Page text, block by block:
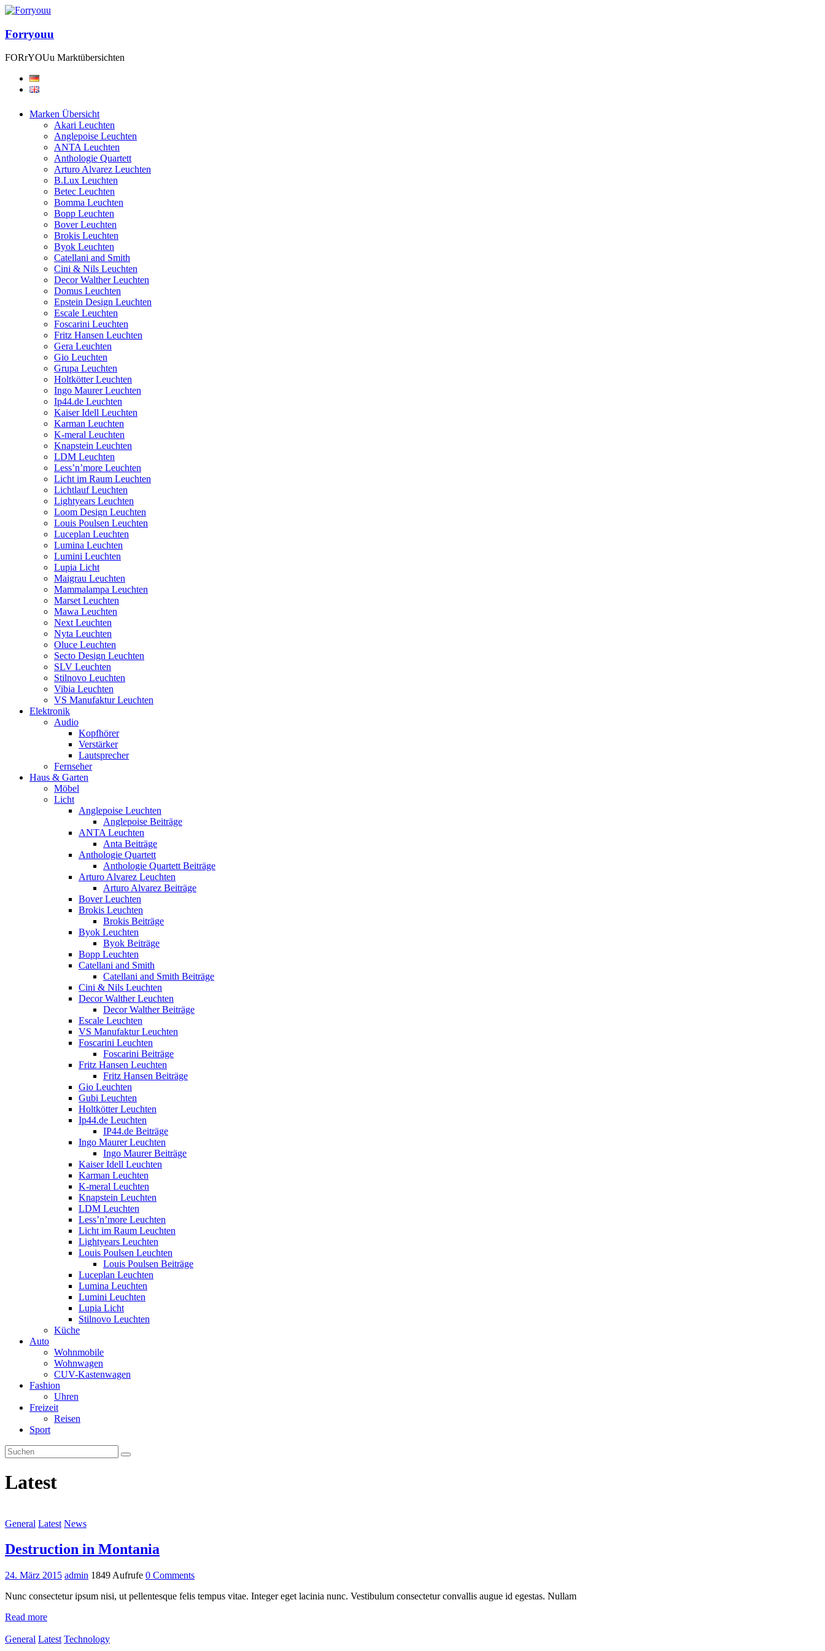
Forryouu
FORrYOUu Marktübersichten
Marken Übersicht
Akari Leuchten
Anglepoise Leuchten
ANTA Leuchten
Anthologie Quartett
Arturo Alvarez Leuchten
B.Lux Leuchten
Betec Leuchten
Bomma Leuchten
Bopp Leuchten
Bover Leuchten
Brokis Leuchten
Byok Leuchten
Catellani and Smith
Cini & Nils Leuchten
Decor Walther Leuchten
Domus Leuchten
Epstein Design Leuchten
Escale Leuchten
Foscarini Leuchten
Fritz Hansen Leuchten
Gera Leuchten
Gio Leuchten
Grupa Leuchten
Holtkötter Leuchten
Ingo Maurer Leuchten
Ip44.de Leuchten
Kaiser Idell Leuchten
Karman Leuchten
K-meral Leuchten
Knapstein Leuchten
LDM Leuchten
Less’n’more Leuchten
Licht im Raum Leuchten
Lichtlauf Leuchten
Lightyears Leuchten
Loom Design Leuchten
Louis Poulsen Leuchten
Luceplan Leuchten
Lumina Leuchten
Lumini Leuchten
Lupia Licht
Maigrau Leuchten
Mammalampa Leuchten
Marset Leuchten
Mawa Leuchten
Next Leuchten
Nyta Leuchten
Oluce Leuchten
Secto Design Leuchten
SLV Leuchten
Stilnovo Leuchten
Vibia Leuchten
VS Manufaktur Leuchten
Elektronik
Audio
Kopfhörer
Verstärker
Lautsprecher
Fernseher
Haus & Garten
Möbel
Licht
Anglepoise Leuchten
Anglepoise Beiträge
ANTA Leuchten
Anta Beiträge
Anthologie Quartett
Anthologie Quartett Beiträge
Arturo Alvarez Leuchten
Arturo Alvarez Beiträge
Bover Leuchten
Brokis Leuchten
Brokis Beiträge
Byok Leuchten
Byok Beiträge
Bopp Leuchten
Catellani and Smith
Catellani and Smith Beiträge
Cini & Nils Leuchten
Decor Walther Leuchten
Decor Walther Beiträge
Escale Leuchten
VS Manufaktur Leuchten
Foscarini Leuchten
Foscarini Beiträge
Fritz Hansen Leuchten
Fritz Hansen Beiträge
Gio Leuchten
Gubi Leuchten
Holtkötter Leuchten
Ip44.de Leuchten
IP44.de Beiträge
Ingo Maurer Leuchten
Ingo Maurer Beiträge
Kaiser Idell Leuchten
Karman Leuchten
K-meral Leuchten
Knapstein Leuchten
LDM Leuchten
Less’n’more Leuchten
Licht im Raum Leuchten
Lightyears Leuchten
Louis Poulsen Leuchten
Louis Poulsen Beiträge
Luceplan Leuchten
Lumina Leuchten
Lumini Leuchten
Lupia Licht
Stilnovo Leuchten
Küche
Auto
Wohnmobile
Wohnwagen
CUV-Kastenwagen
Fashion
Uhren
Freizeit
Reisen
Sport
Latest
General Latest News
Destruction in Montania
24. März 2015 admin 1849 Aufrufe 0 Comments
Nunc consectetur ipsum nisi, ut pellentesque felis tempus vitae. Integer eget lacinia nunc. Vestibulum consectetur convallis augue id egestas. Nullam
Read more
General Latest Technology